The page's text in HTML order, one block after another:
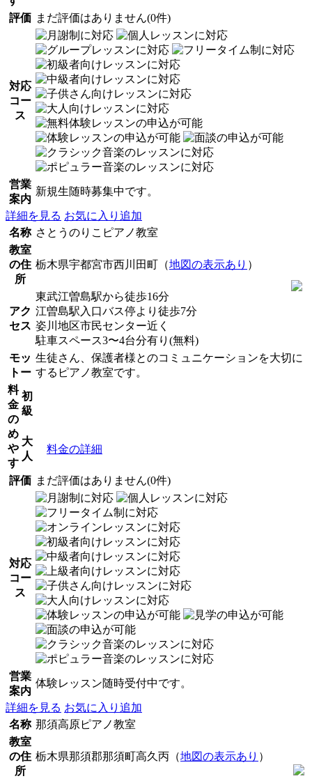
評価 まだ評価はありません(0件)
対応
コー
ス
営業
案内
新規生随時募集中です。
詳細を見る お気に入り追加
名称 さとうのりこピアノ教室
教室
の住
所
栃木県宇都宮市西川田町（地図の表示あり ）
アク
セス
東武江曽島駅から徒歩16分
江曽島駅入口バス停より徒歩7分
姿川地区市民センター近く
駐車スペース3〜4台分有り(無料)
モッ
トー
生徒さん、保護者様とのコミュニケーションを大切に
するピアノ教室です。
料
金
の
め
や
す
初
級
大
人
料金の詳細
評価 まだ評価はありません(0件)
対応
コー
ス
営業
案内
体験レッスン随時受付中です。
詳細を見る お気に入り追加
名称 那須高原ピアノ教室
教室
の住
所
栃木県那須郡那須町高久丙（地図の表示あり ）